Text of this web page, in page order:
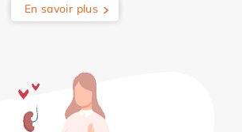
En savoir plus